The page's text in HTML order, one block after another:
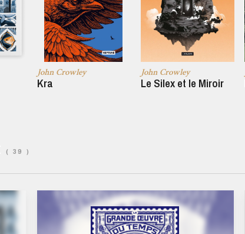
John Crowley
Kra
John Crowley
Le Silex et le Miroir
( 39 )